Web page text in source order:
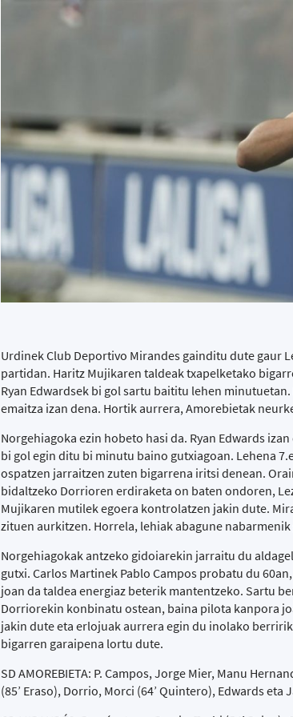
Urdinek Club Deportivo Mirandes gainditu dute gaur
partidan. Haritz Mujikaren taldeak txapelketako
Ryan Edwardsek bi gol sartu baititu lehen
emaitza izan dena. Hortik aurrera, Amorebietak
Norgehiagoka ezin hobeto hasi da. Ryan Edwards
bi gol egin ditu bi minutu baino gutxiagoan. Lehena
ospatzen jarraitzen zuten bigarrena iritsi denean.
bidaltzeko Dorrioren erdiraketa on baten ondoren,
Mujikaren mutilek egoera kontrolatzen jakin dute.
zituen aurkitzen. Horrela, lehiak abagune
Norgehiagokak antzeko gidoiarekin jarraitu du
gutxi. Carlos Martinek Pablo Campos probatu du
joan da taldea energiaz beterik mantentzeko. Sartu
Dorriorekin konbinatu ostean, baina pilota kanpora
jakin dute eta erlojuak aurrera egin du inolako
bigarren garaipena lortu dute.
SD AMOREBIETA: P. Campos, Jorge Mier, Manu
(85’ Eraso), Dorrio, Morci (64’ Quintero), Edwards eta